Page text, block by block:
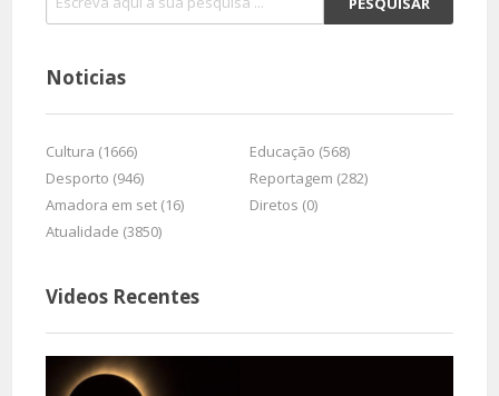
Noticias
Cultura (1666)
Educação (568)
Desporto (946)
Reportagem (282)
Amadora em set (16)
Diretos (0)
Atualidade (3850)
Videos Recentes